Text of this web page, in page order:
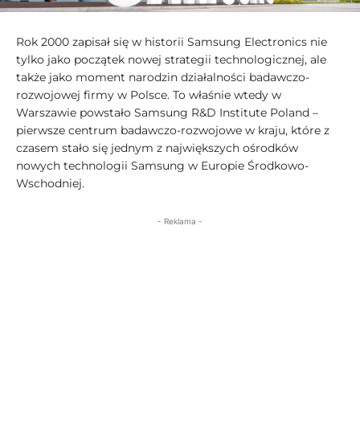
Rok 2000 zapisał się w historii Samsung Electronics nie
tylko jako początek nowej strategii technologicznej, ale
także jako moment narodzin działalności badawczo-
rozwojowej firmy w Polsce. To właśnie wtedy w
Warszawie powstało Samsung R&D Institute Poland –
pierwsze centrum badawczo-rozwojowe w kraju, które z
czasem stało się jednym z największych ośrodków
nowych technologii Samsung w Europie Środkowo-
Wschodniej.
- Reklama -